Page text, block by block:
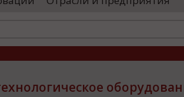
проверки, после
«Уральские